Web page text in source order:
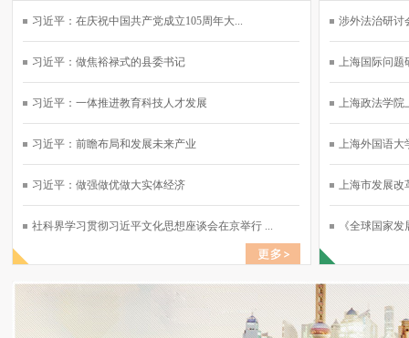
习近平：在庆祝中国共产党成立105周年大...
习近平：做焦裕禄式的县委书记
习近平：一体推进教育科技人才发展
习近平：前瞻布局和发展未来产业
习近平：做强做优做大实体经济
社科界学习贯彻习近平文化思想座谈会在京举行 ...
涉外法治研讨
上海国际问题
上海政法学院
上海外国语大
上海市发展改
《全球国家